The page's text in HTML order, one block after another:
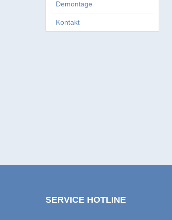
Demontage
Kontakt
SERVICE HOTLINE